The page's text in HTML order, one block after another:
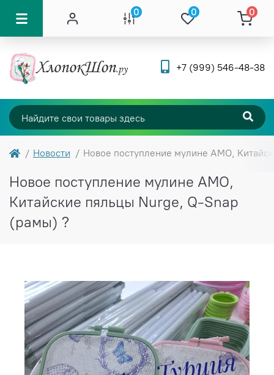
0 0 0
+7 (999) 546-48-38
Новости Новое поступление мулине AMO,
Новое поступление мулине AMO,
Китайские пяльцы Nurge, Q-Snap
(рамы) ?